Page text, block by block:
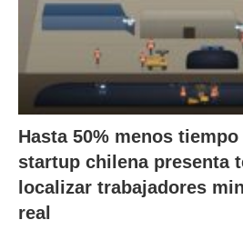
Hasta 50% menos
startup chilena presenta
localizar trabajadores
real